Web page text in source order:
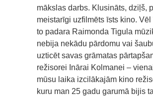
mākslas darbs. Klusināts, dziļš,
meistarīgi uzfilmēts īsts kino. Vēl
to padara Raimonda Tigula
nebija nekādu pārdomu vai
uzticēt savas grāmatas
režisorei Inārai Kolmanei –
mūsu laika izcilākajām kino
kuru man 25 gadu garumā bijis